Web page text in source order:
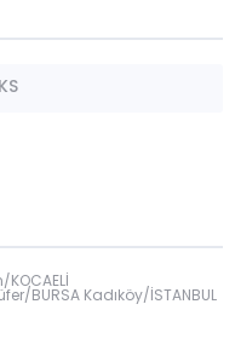
BURSA Kadıköy/İSTANBUL